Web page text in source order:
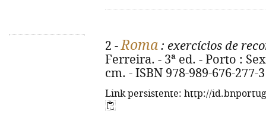
2 -Roma : exercícios de
Ferreira. - 3ª ed. - Porto :
cm. - ISBN 978-989-676-277-3
Link persistente: http://